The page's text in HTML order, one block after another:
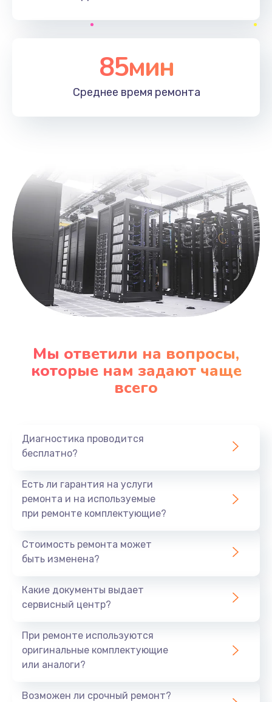
85мин
Среднее время ремонта
Мы ответили на вопросы,
которые нам задают чаще
всего
Диагностика проводится
бесплатно?
Есть ли гарантия на услуги
ремонта и на используемые
при ремонте комплектующие?
Стоимость ремонта может
быть изменена?
Какие документы выдает
сервисный центр?
При ремонте используются
оригинальные комплектующие
или аналоги?
Возможен ли срочный ремонт?